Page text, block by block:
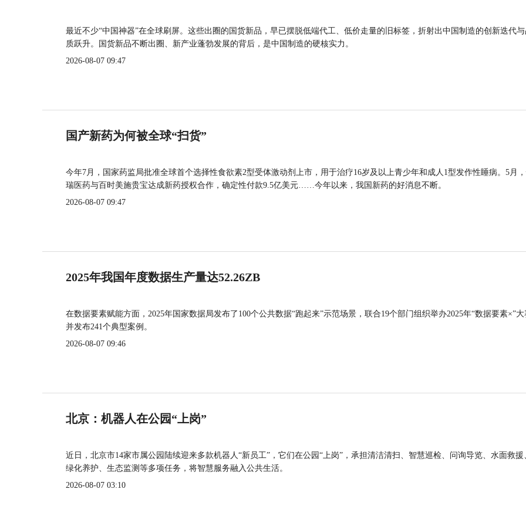
最近不少“中国神器”在全球刷屏。这些出圈的国货新品，早已摆脱低端代工、低价走量的旧标签，折射出中国制造的创新迭代
质跃升。国货新品不断出圈、新产业蓬勃发展的背后，是中国制造的硬核实力。
2026-08-07 09:47
国产新药为何被全球“扫货”
今年7月，国家药监局批准全球首个选择性食欲素2型受体激动剂上市，用于治疗16岁及以上青少年和成人1型发作性睡病。5月
瑞医药与百时美施贵宝达成新药授权合作，确定性付款9.5亿美元……今年以来，我国新药的好消息不断。
2026-08-07 09:47
2025年我国年度数据生产量达52.26ZB
在数据要素赋能方面，2025年国家数据局发布了100个公共数据“跑起来”示范场景，联合19个部门组织举办2025年“数据要素×”大
并发布241个典型案例。
2026-08-07 09:46
北京：机器人在公园“上岗”
近日，北京市14家市属公园陆续迎来多款机器人“新员工”，它们在公园“上岗”，承担清洁清扫、智慧巡检、问询导览、水面救援
绿化养护、生态监测等多项任务，将智慧服务融入公共生活。
2026-08-07 03:10